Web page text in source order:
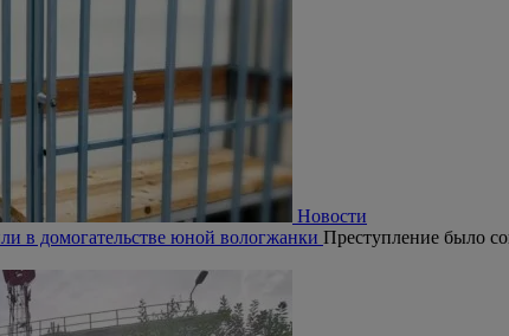
Новости
в домогательстве юной вологжанки Преступление было